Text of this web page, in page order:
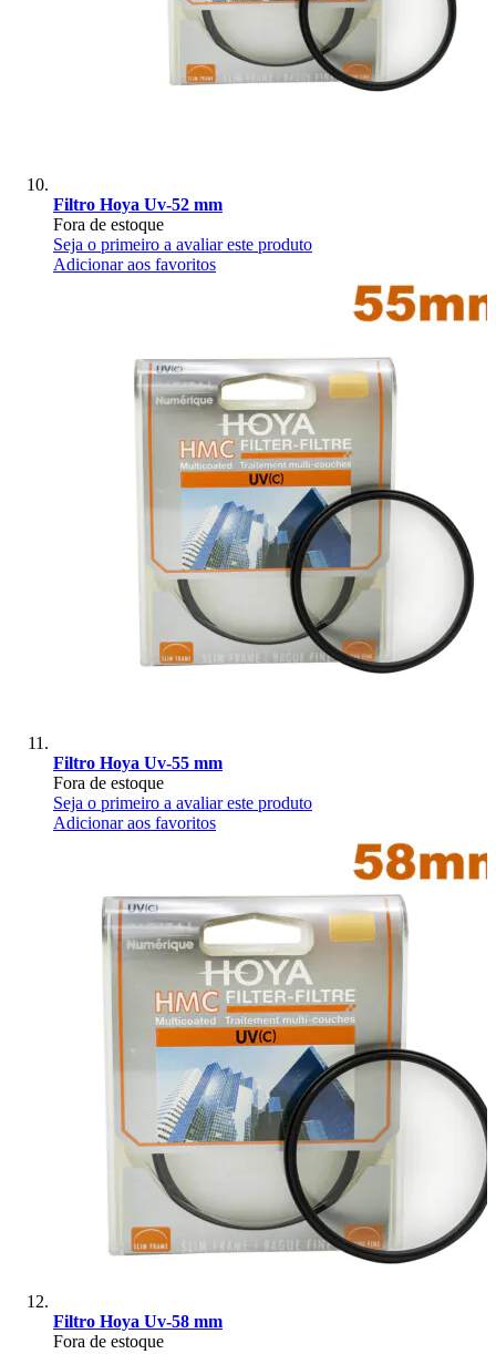
Filtro Hoya Uv-52 mm
Fora de estoque
Seja o primeiro a avaliar este produto
Adicionar aos favoritos
Filtro Hoya Uv-55 mm
Fora de estoque
Seja o primeiro a avaliar este produto
Adicionar aos favoritos
Filtro Hoya Uv-58 mm
Fora de estoque